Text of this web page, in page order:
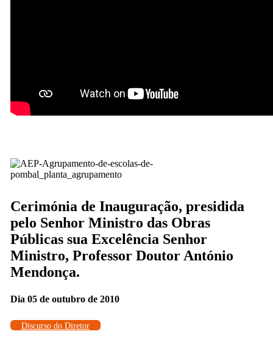
Cerimónia de Inauguração, presidida
pelo Senhor Ministro das Obras
Públicas sua Excelência Senhor
Ministro, Professor Doutor António
Mendonça.
Dia 05 de outubro de 2010
Discurso do Diretor